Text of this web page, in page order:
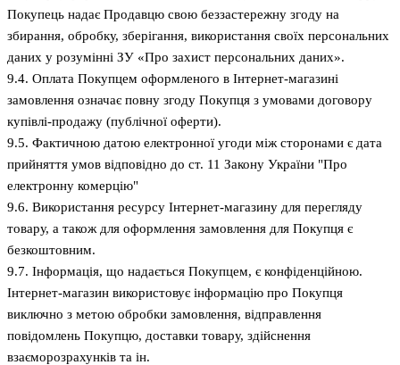
Покупець надає Продавцю свою беззастережну згоду на
збирання, обробку, зберігання, використання своїх персональних
даних у розумінні ЗУ «Про захист персональних даних».
9.4. Оплата Покупцем оформленого в Інтернет-магазині
замовлення означає повну згоду Покупця з умовами договору
купівлі-продажу (публічної оферти).
9.5. Фактичною датою електронної угоди між сторонами є дата
прийняття умов відповідно до ст. 11 Закону України "Про
електронну комерцію"
9.6. Використання ресурсу Інтернет-магазину для перегляду
товару, а також для оформлення замовлення для Покупця є
безкоштовним.
9.7. Інформація, що надається Покупцем, є конфіденційною.
Інтернет-магазин використовує інформацію про Покупця
виключно з метою обробки замовлення, відправлення
повідомлень Покупцю, доставки товару, здійснення
взаєморозрахунків та ін.